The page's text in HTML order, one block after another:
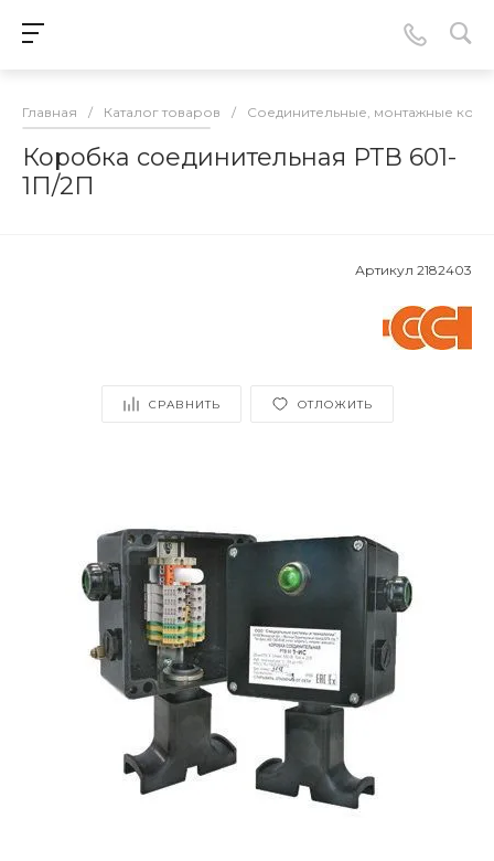
Главная / Каталог товаров / Соединительные, монтажные
Коробка соединительная РТВ 601-
1П/2П
Артикул 2182403
СРАВНИТЬ ОТЛОЖИТЬ